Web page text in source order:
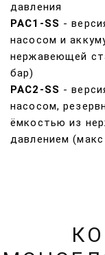
давления
РАС1-SS -
насосом и
нержавеющей
бар)
РАС2-SS -
насосом,
ёмкостью из
давлением